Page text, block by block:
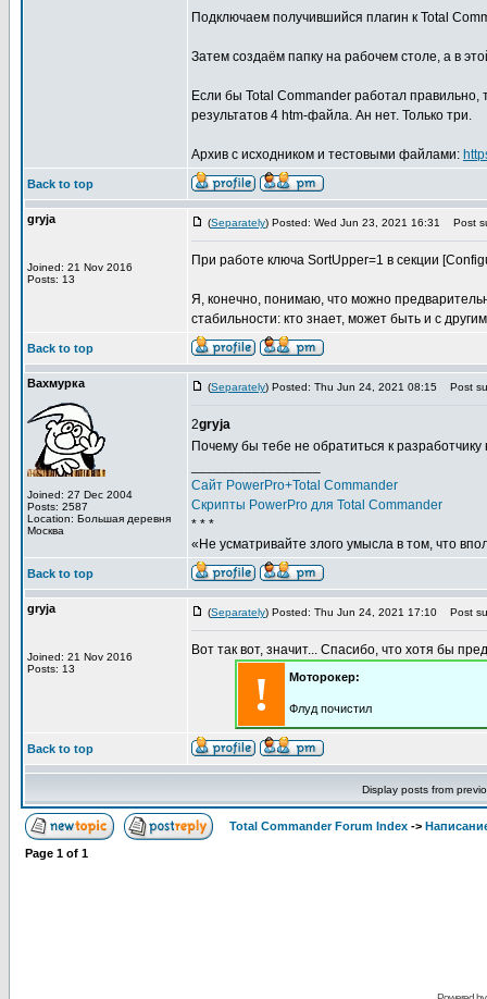
Подключаем получившийся плагин к Total
Затем создаём папку на рабочем столе, а в
Если бы Total Commander работал правильно,
результатов 4 htm-файла. Ан нет. Только три.
Архив с исходником и тестовыми файлами:
Back to top
gryja
Joined: 21 Nov 2016
Posts: 13
(Separately) Posted: Wed Jun 23, 2021 16:31 Post
При работе ключа SortUpper=1 в секции
Я, конечно, понимаю, что можно
стабильности: кто знает, может быть и с
Back to top
Вахмурка
Joined: 27 Dec 2004
Posts: 2587
Location: Большая деревня
Москва
(Separately) Posted: Thu Jun 24, 2021 08:15 Post
2gryja
Почему бы тебе не обратиться к
Сайт PowerPro+Total Commander
Скрипты PowerPro для Total Commander
* * *
«Не усматривайте злого умысла в том, что
Back to top
gryja
Joined: 21 Nov 2016
Posts: 13
(Separately) Posted: Thu Jun 24, 2021 17:10 Post
Вот так вот, значит... Спасибо, что хотя бы
! Моторокер:
Флуд почистил
Back to top
Display posts from
Total Commander Forum Index ->
Page 1 of 1